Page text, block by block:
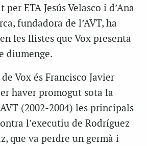
ETA Jesús Velasco i d’Ana
fundadora de l’AVT, ha
les llistes que Vox presenta
diumenge.
Vox és Francisco Javier
haver promogut sota la
(2002-2004) les principals
l’executiu de Rodríguez
que va perdre un germà i